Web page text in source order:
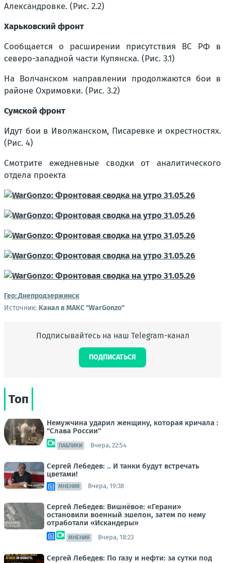
Александровке. (Рис. 2.2)
Харьковский фронт
Сообщается о расширении присутствия ВС РФ в
северо-западной части Купянска. (Рис. 3.1)
На Волчанском направлении продолжаются бои в
районе Охримовки. (Рис. 3.2)
Сумской фронт
Идут бои в Иволжанском, Писаревке и окрестностях.
(Рис. 4)
Смотрите ежедневные сводки от аналитического
отдела проекта
Гео:Днепродзержинск
Источник: Канал в МАКС "WarGonzo"
Подписывайтесь на наш Telegram-канал
ПОДПИСАТЬСЯ
Топ
Немужчина ударил женщину, которая кричала :
"Слава России"
ПАБЛИКИ Вчера, 22:54
Сергей Лебедев: .. И танки будут встречать
цветами!
МНЕНИЯ Вчера, 19:38
Сергей Лебедев: Вишнёвое: «Герани»
остановили военный эшелон, затем по нему
отработали «Искандеры»
МНЕНИЯ Вчера, 18:23
Сергей Лебедев: По газу и нефти: за сутки под